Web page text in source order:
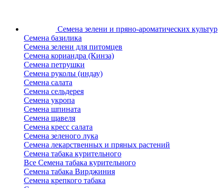
Семена зелени и пряно-ароматических культур
Семена базилика
Семена зелени для питомцев
Семена кориандра (Кинза)
Семена петрушки
Семена руколы (индау)
Семена салата
Семена сельдерея
Семена укропа
Семена шпината
Семена щавеля
Семена кресс салата
Семена зеленого лука
Семена лекарственных и пряных растений
Семена табака курительного
Все Семена табака курительного
Семена табака Вирджиния
Семена крепкого табака